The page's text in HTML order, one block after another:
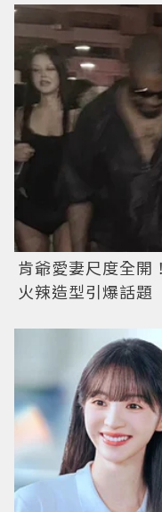
肯爺愛妻尺度全開
火辣造型引爆話題